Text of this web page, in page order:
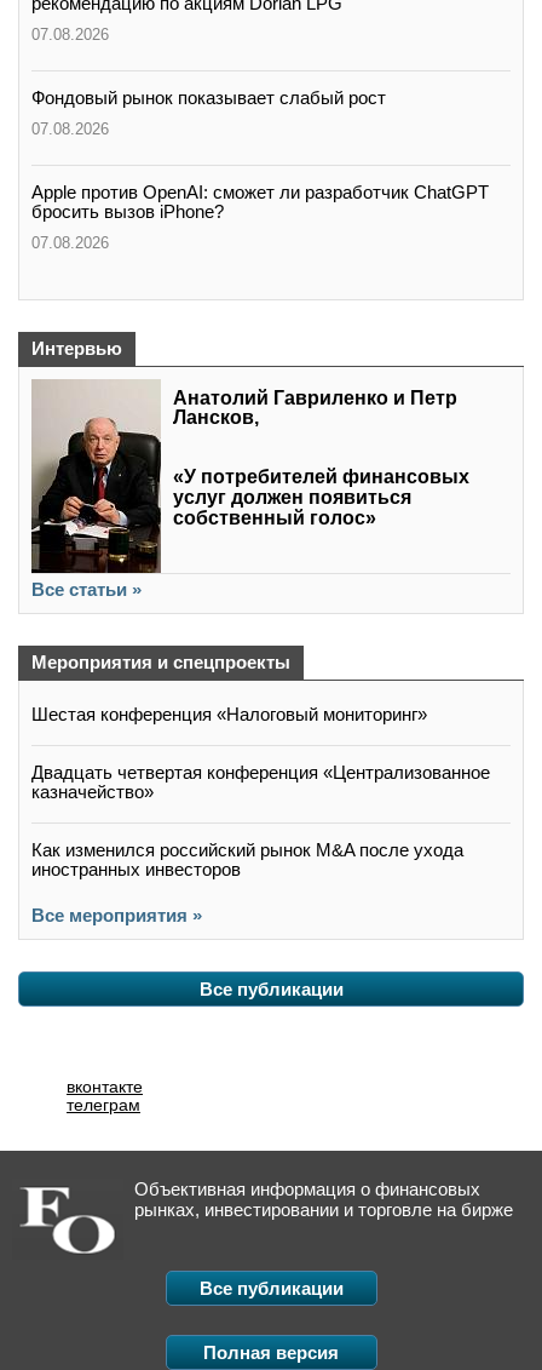
07.08.2026
Фондовый рынок показывает слабый рост
07.08.2026
Apple против OpenAI: сможет ли разработчик ChatGPT
бросить вызов iPhone?
07.08.2026
Интервью
Анатолий Гавриленко и Петр
Лансков,
«У потребителей финансовых
услуг должен появиться
собственный голос»
Все статьи »
Мероприятия и спецпроекты
Шестая конференция «Налоговый мониторинг»
Двадцать четвертая конференция «Централизованное
казначейство»
Как изменился российский рынок M&A после ухода
иностранных инвесторов
Все мероприятия »
Все публикации
вконтакте
телеграм
Объективная информация о финансовых
рынках, инвестировании и торговле на бирже
Все публикации
Полная версия